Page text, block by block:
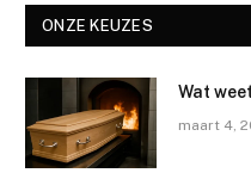
ONZE KEUZES
Wat
maart 4,